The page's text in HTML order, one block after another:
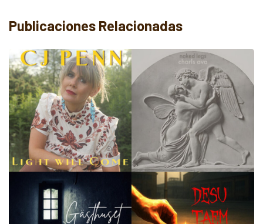
Publicaciones Relacionadas